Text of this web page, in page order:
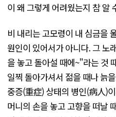
이 왜 그렇게 어려웠는지 참 알
비 내리는 고모령이 내 심금을
원인이 있어서가 아니다. 그 노
을 놓고 돌아설 때에~"라는 것
일찍 돌아가셔서 젊을 때나 늙
중증(重症) 상태의 병인(病人)
머니의 손을 놓고 고향을 떠날